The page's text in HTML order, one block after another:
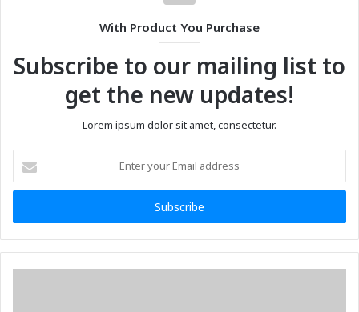
With Product You Purchase
Subscribe to our mailing list to
get the new updates!
Lorem ipsum dolor sit amet, consectetur.
your
Email